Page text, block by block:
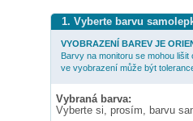
1. Vyberte barvu
VYOBRAZENÍ BAREV JE
Barvy na monitoru se mohou lišit
ve vyobrazení může být
Vybraná barva:
Vyberte si, prosím, barvu